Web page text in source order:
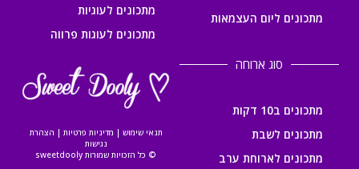
מתכונים ליום העצמאות
מתכונים לעוגיות
מתכונים לעוגות פרווה
סוג ארוחה
מתכונים ב10 דקות
מתכונים לשבת
מתכונים לארוחת ערב
תנאי שימוש | מדיניות פרטיות | הצהרת
נגישות
© כל הזכויות שמורות sweetdooly